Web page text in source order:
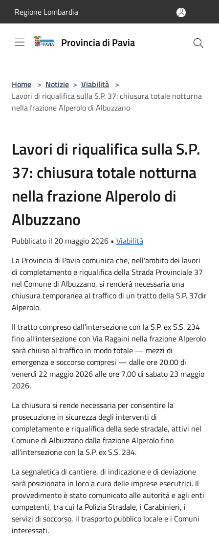
Regione Lombardia
Provincia di Pavia
Home > Notizie > Viabilità >
Lavori di riqualifica sulla S.P. 37: chiusura totale notturna
nella frazione Alperolo di Albuzzano
Lavori di riqualifica sulla S.P.
37: chiusura totale notturna
nella frazione Alperolo di
Albuzzano
Pubblicato il 20 maggio 2026 • Viabilità
La Provincia di Pavia comunica che, nell'ambito dei lavori
di completamento e riqualifica della Strada Provinciale 37
nel Comune di Albuzzano, si renderà necessaria una
chiusura temporanea al traffico di un tratto della S.P. 37dir
Alperolo.
Il tratto compreso dall'intersezione con la S.P. ex S.S. 234
fino all'intersezione con Via Ragaini nella frazione Alperolo
sarà chiuso al traffico in modo totale — mezzi di
emergenza e soccorso compresi — dalle ore 20.00 di
venerdì 22 maggio 2026 alle ore 7.00 di sabato 23 maggio
2026.
La chiusura si rende necessaria per consentire la
prosecuzione in sicurezza degli interventi di
completamento e riqualifica della sede stradale, attivi nel
Comune di Albuzzano dalla frazione Alperolo fino
all'intersezione con la S.P. ex S.S. 234.
La segnaletica di cantiere, di indicazione e di deviazione
sarà posizionata in loco a cura delle imprese esecutrici. Il
provvedimento è stato comunicato alle autorità e agli enti
competenti, tra cui la Polizia Stradale, i Carabinieri, i
servizi di soccorso, il trasporto pubblico locale e i Comuni
interessati.